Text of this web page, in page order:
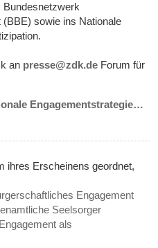
sowie ins Nationale
an presse@zdk.de Forum für
Engagementstrategie…
ihres Erscheinens geordnet,
Engagement
Seelsorger
als